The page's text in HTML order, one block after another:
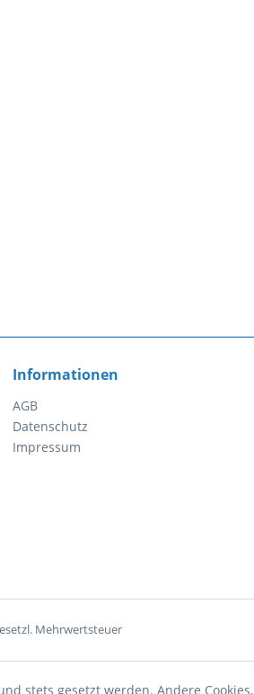
Informationen
AGB
Datenschutz
Impressum
Mehrwertsteuer
stets gesetzt werden. Andere Cookies,